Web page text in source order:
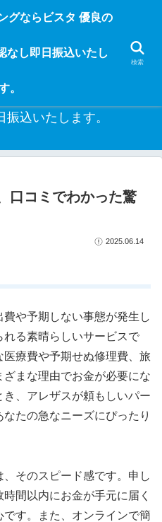
24時間365日 在籍確認なしで借りれる
事をしている人ならブラックでも給料
借りられるから安心！
らビスタ 優良の即日融資
込いたします。
口コミでわかった驚
2025.06.14
や予期しない事態が発生し
る素晴らしいサービスで
療費や予期せぬ修理費、旅
まな理由でお金が必要にな
、アレザスが頼もしいパー
たの急なニーズにぴったり
そのスピード感です。申し
間以内にお金が手元に届く
す。また、オンラインで簡
グならビスタ 優良の
なし即日振込いたし
。
検索